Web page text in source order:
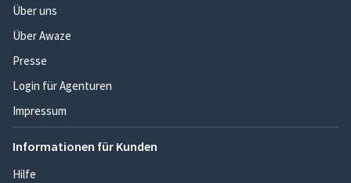
Über uns
Über Awaze
Presse
Login für Agenturen
Impressum
Informationen für Kunden
Hilfe